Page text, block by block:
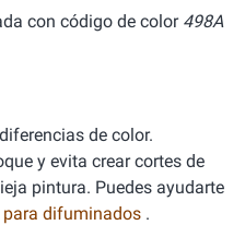
con código de color 498A
de color.
y evita crear cortes de
pintura. Puedes ayudarte
para difuminados .